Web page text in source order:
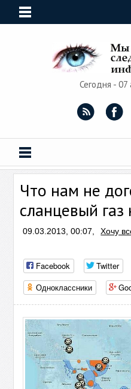
Сегодня - 07
Что нам не
сланцевый
09.03.2013, 00:07, Хочу
Facebook Twitter
Одноклассники